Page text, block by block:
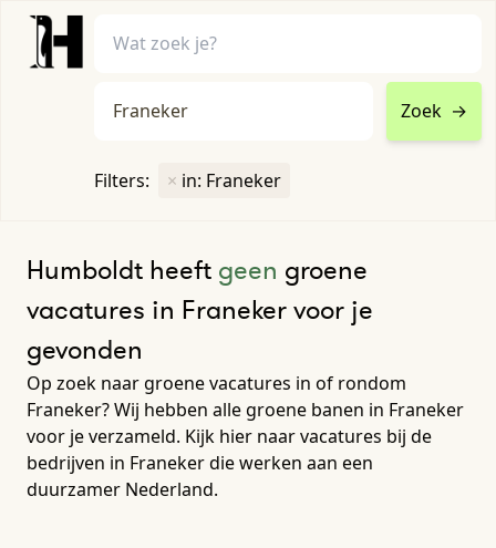
Zoek →
Filters: × in: Franeker
Humboldt heeft geen groene
vacatures in Franeker voor je
gevonden
Op zoek naar groene vacatures in of rondom
Franeker? Wij hebben alle groene banen in Franeker
voor je verzameld. Kijk hier naar vacatures bij de
bedrijven in Franeker die werken aan een
duurzamer Nederland.